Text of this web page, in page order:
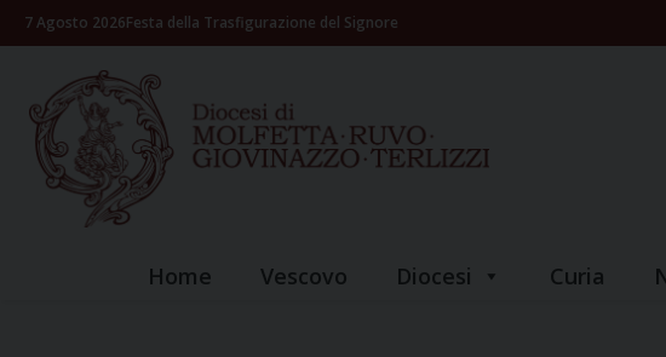
Skip7 Agosto 2026Festa della Trasfigurazione del Signore
Home Vescovo Diocesi Curia